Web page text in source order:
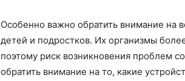
Особенно важно обратить внимание на
детей и подростков. Их организмы
поэтому риск возникновения проблем
обратить внимание на то, какие